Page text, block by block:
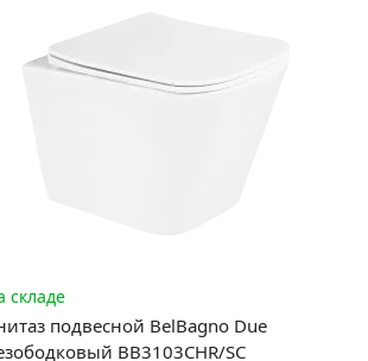
складе
подвесной BelBagno Due
BB3103CHR/SC